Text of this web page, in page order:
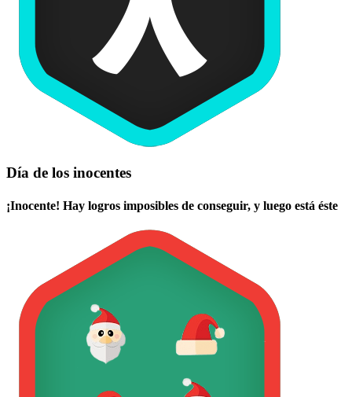
Día de los inocentes
¡Inocente! Hay logros imposibles de conseguir, y luego está éste